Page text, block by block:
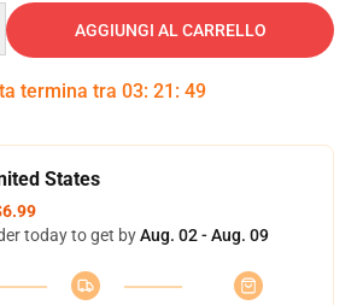
AGGIUNGI AL CARRELLO
termina tra 03: 21 : 49
States
today to get byAug. 02 - Aug. 09